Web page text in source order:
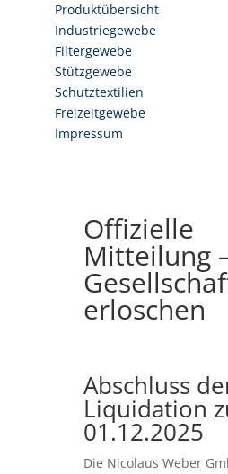
Produktübersicht
Industriegewebe
Filtergewebe
Stützgewebe
Schutztextilien
Freizeitgewebe
Impressum
Offizielle
Mitteilung
erloschen
Abschluss
Liquidation
01.12.2025
Die Nicolaus Weber